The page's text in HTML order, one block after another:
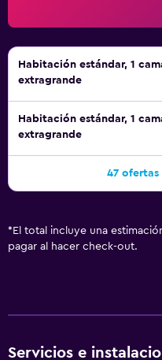
ocio y esparcimiento en
se permite la entrada al
18 años.
Habitación estándar, 1
extragrande
Habitación estándar, 1
extragrande
47 ofertas
* El total incluye una
pagar al hacer check-out.
Servicios e